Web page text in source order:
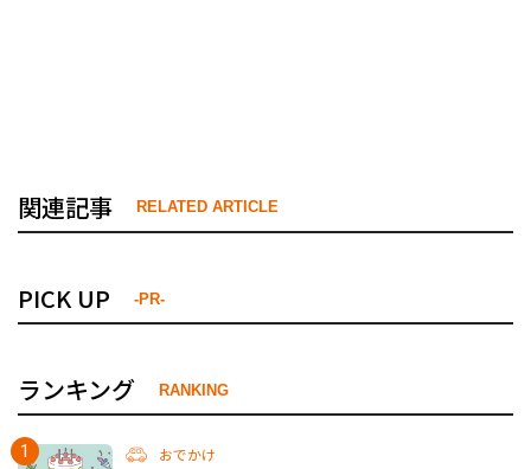
関連記事 RELATED ARTICLE
PICK UP -PR-
ランキング RANKING
おでかけ